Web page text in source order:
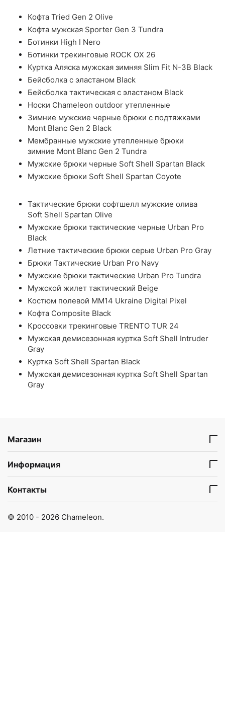
Кофта Tried Gen 2 Olive
Кофта мужская Sporter Gen 3 Tundra
Ботинки High I Nero
Ботинки трекинговые ROCK OX 26
Куртка Аляска мужская зимняя Slim Fit N-3B Black
Бейсболка с эластаном Black
Бейсболка тактическая с эластаном Black
Носки Chameleon outdoor утепленные
Зимние мужские черные брюки с подтяжками
Mont Blanc Gen 2 Black
Мембранные мужские утепленные брюки
зимние Mont Blanc Gen 2 Tundra
Мужские брюки черные Soft Shell Spartan Black
Мужские брюки Soft Shell Spartan Coyote
Тактические брюки софтшелл мужские олива
Soft Shell Spartan Olive
Мужские брюки тактические черные Urban Pro
Black
Летние тактические брюки серые Urban Pro Gray
Брюки Тактические Urban Pro Navy
Мужские брюки тактические Urban Pro Tundra
Мужской жилет тактический Beige
Костюм полевой ММ14 Ukraine Digital Pixel
Кофта Composite Black
Кроссовки трекинговые TRENTO TUR 24
Мужская демисезонная куртка Soft Shell Intruder
Gray
Куртка Soft Shell Spartan Black
Мужская демисезонная куртка Soft Shell Spartan
Gray
Магазин
Информация
Контакты
© 2010 - 2026 Chameleon.